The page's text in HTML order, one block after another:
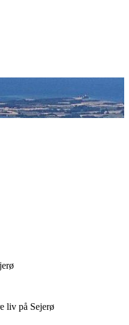
liv på Sejerø